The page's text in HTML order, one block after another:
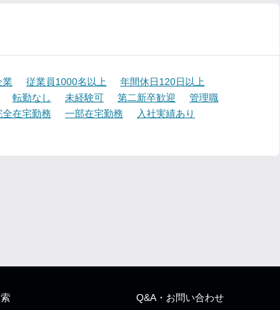
業 従業員1000名以上
年間休日120日以上
転勤なし 未経験可 第二新卒歓迎
管理職
全在宅勤務 一部在宅勤務
入社実績あり
Q&A・お問い合わせ